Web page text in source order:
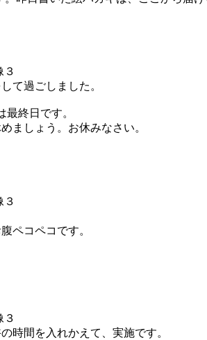
て過ごしました。
終日です。
ましょう。お休みなさい。
ペコペコです。
時間を入れかえて、実施です。